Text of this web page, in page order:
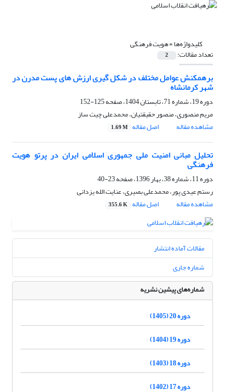
کلیدواژه‌ها =هویت فرهنگی
تعداد مقالات: 2
برهمکنش عوامل مختلف در شکل گیری ارزش های پست مدرن در
شهر کرمانشاه
دوره 19، شماره 71، تابستان 1404، صفحه
125-152
مریم منصوری، منصور حقیقتیان، محمدعلی چیت ساز
مشاهده مقاله
اصل مقاله 1.69 M
تحلیل مبانی امنیت ملی جمهوری اسلامی ایران در پرتو هویت
فرهنگی
دوره 11، شماره 38، بهار 1396، صفحه
23-40
رستم عیدی پور، محمدعلی بصیری، عنایت الله یزدانی
مشاهده مقاله
اصل مقاله 355.6 K
مقالات آماده انتشار
شماره جاری
شماره‌های پیشین نشریه
دوره 20 (1405)
دوره 19 (1404)
دوره 18 (1403)
دوره 17 (1402)